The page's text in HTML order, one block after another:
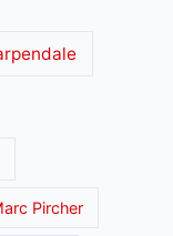
Pircher